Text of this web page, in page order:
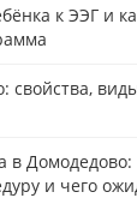
к ЭЭГ и
свойства,
в Домодедово:
и чего